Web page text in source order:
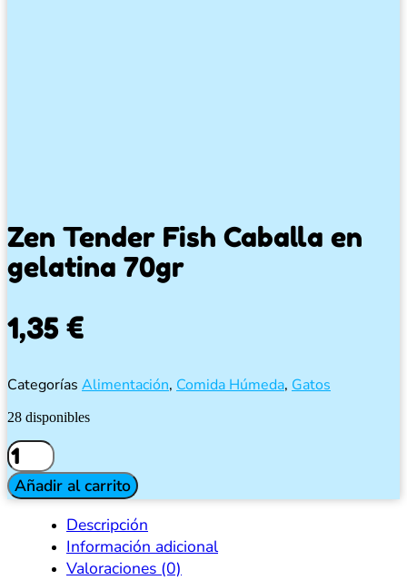
Zen Tender Fish Caballa en
gelatina 70gr
1,35 €
Categorías Alimentación, Comida Húmeda, Gatos
28 disponibles
Zen
Tender
Fish
Caballa
Añadir al carrito
Descripción
Información adicional
Valoraciones (0)